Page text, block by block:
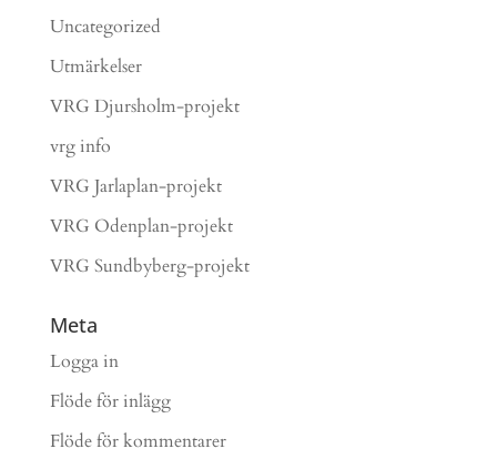
Uncategorized
Utmärkelser
VRG Djursholm-projekt
vrg info
VRG Jarlaplan-projekt
VRG Odenplan-projekt
VRG Sundbyberg-projekt
Meta
Logga in
Flöde för inlägg
Flöde för kommentarer